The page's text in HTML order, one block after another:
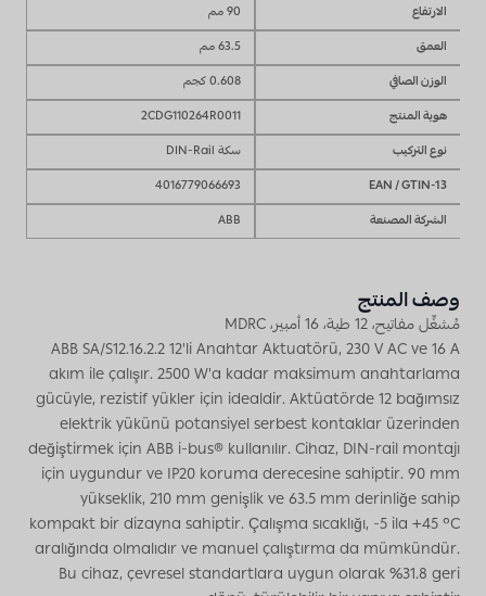
الارتفاع
90 مم
العمق
63.5 مم
الوزن الصافي
0.608 كجم
هوية المنتج
2CDG110264R0011
نوع التركيب
سكة DIN-Rail
EAN / GTIN-13
4016779066693
الشركة المصنعة
ABB
وصف المنتج
مُشغِّل مفاتيح، 12 طية، 16 أمبير، MDRC
ABB SA/S12.16.2.2 12'li Anahtar Aktuatörü, 230 V AC ve 16 A
akım ile çalışır. 2500 W'a kadar maksimum anahtarlama
gücüyle, rezistif yükler için idealdir. Aktüatörde 12 bağımsız
elektrik yükünü potansiyel serbest kontaklar üzerinden
değiştirmek için ABB i-bus® kullanılır. Cihaz, DIN-rail montajı
için uygundur ve IP20 koruma derecesine sahiptir. 90 mm
yükseklik, 210 mm genişlik ve 63.5 mm derinliğe sahip
kompakt bir dizayna sahiptir. Çalışma sıcaklığı, -5 ila +45 °C
aralığında olmalıdır ve manuel çalıştırma da mümkündür.
Bu cihaz, çevresel standartlara uygun olarak %31.8 geri